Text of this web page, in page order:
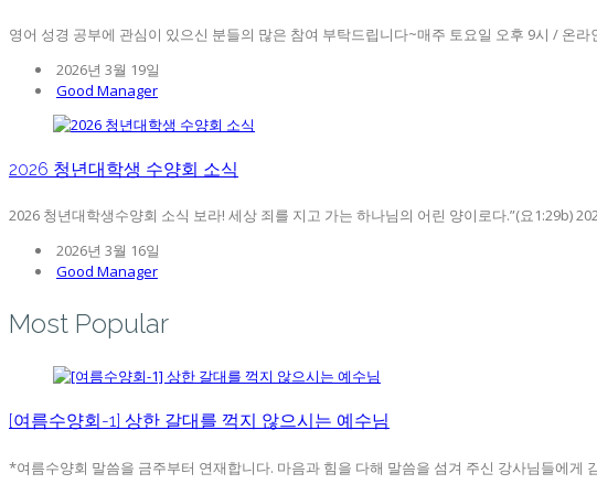
영어 성경 공부에 관심이 있으신 분들의 많은 참여 부탁드립니다~매주 토요일 오후 9시 / 온
2026년 3월 19일
Good Manager
2026 청년대학생 수양회 소식
2026 청년대학생수양회 소식 보라! 세상 죄를 지고 가는 하나님의 어린 양이로다.”(요1:29b)
2026년 3월 16일
Good Manager
Most Popular
[여름수양회-1] 상한 갈대를 꺽지 않으시는 예수님
*여름수양회 말씀을 금주부터 연재합니다. 마음과 힘을 다해 말씀을 섬겨 주신 강사님들에게